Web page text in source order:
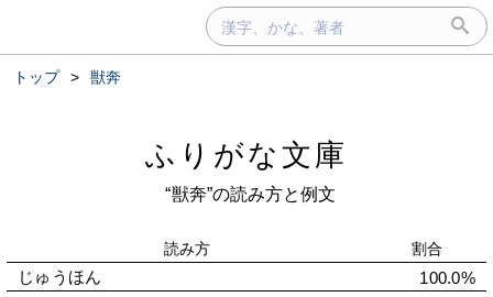
トップ > 獣奔
ふりがな文庫
“獣奔”の読み方と例文
読み方 割合
じゅうほん 100.0%